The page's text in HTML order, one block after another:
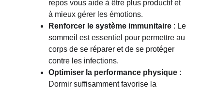
repos vous aide à être plus productif et
à mieux gérer les émotions.
Renforcer le système immunitaire : Le
sommeil est essentiel pour permettre au
corps de se réparer et de se protéger
contre les infections.
Optimiser la performance physique :
Dormir suffisamment favorise la